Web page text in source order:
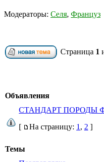
Модераторы: Селя, Француз
Страница 1
Объявления
СТАНДАРТ ПОРОДЫ
[
На страницу: 1 , 2 ]
Темы